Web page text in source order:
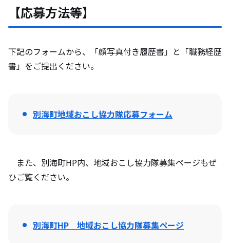
【応募方法等】
下記のフォームから、「顔写真付き履歴書」と「職務経歴
書」をご提出ください。
別海町地域おこし協力隊応募フォーム
また、別海町HP内、地域おこし協力隊募集ページもぜ
ひご覧ください。
別海町HP 地域おこし協力隊募集ページ